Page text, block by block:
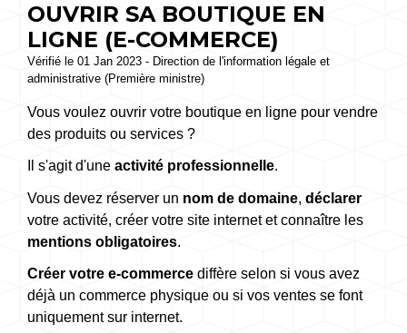
OUVRIR SA BOUTIQUE EN
LIGNE (E-COMMERCE)
Vérifié le 01 Jan 2023 - Direction de l'information légale et
administrative (Première ministre)
Vous voulez ouvrir votre boutique en ligne pour vendre
des produits ou services ?
Il s'agit d'une activité professionnelle.
Vous devez réserver un nom de domaine, déclarer
votre activité, créer votre site internet et connaître les
mentions obligatoires.
Créer votre e-commerce diffère selon si vous avez
déjà un commerce physique ou si vos ventes se font
uniquement sur internet.